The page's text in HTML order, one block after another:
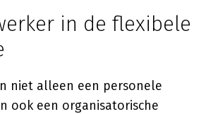
in de flexibele
niet alleen een personele
ook een organisatorische